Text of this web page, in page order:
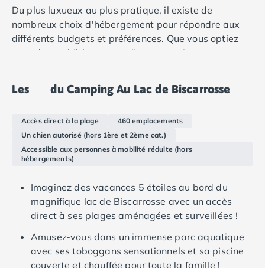
Camping Douarnenez
Camping Fouesnant
Camping Plouescat
Camping Quimper
Camping Cancale
Camping Saint-Malo
Camping Morbihan
Camping Auray
Camping Carnac
Camping Locmariaquer
Camping Penestin
Camping Quiberon
Camping Sarzeau
Camping Vannes
Camping Champagne-Ardenne
Du plus luxueux au plus pratique, il existe de
nombreux choix d'hébergement pour répondre aux
différents budgets et préférences. Que vous optiez
pour des mobil-homes ou d'autres options, vous
de commodités. En outre, vous pouvez profiter de la
emplacement.
Les du Camping Au Lac de Biscarrosse
Accès direct à la plage
460 emplacements
Un chien autorisé (hors 1ère et 2ème cat.)
Accessible aux personnes à mobilité réduite (hors
hébergements)
Imaginez des vacances 5 étoiles au bord du
magnifique lac de Biscarrosse avec un accès
direct à ses plages aménagées et surveillées !
Amusez-vous dans un immense parc aquatique
avec ses toboggans sensationnels et sa piscine
couverte et chauffée pour toute la famille !